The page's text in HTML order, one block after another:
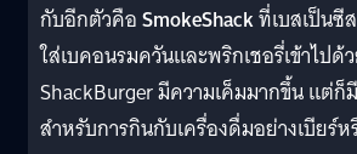
กับอีกตัวคือSmokeShackที่เบสเป็นซี
ใส่เบคอนรมควันและพริกเชอรี่เข้าไป
ShackBurger มีความเค็มมากขึ้น แต่
สำหรับการกินกับเครื่องดื่มอย่างเบียร์ห